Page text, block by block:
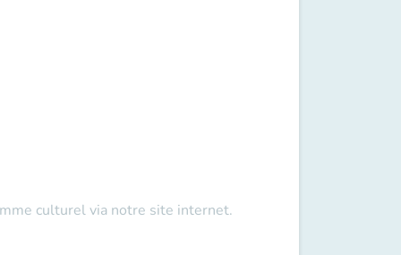
culturel via notre site internet.